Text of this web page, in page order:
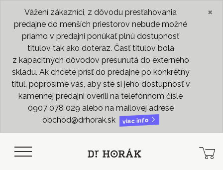
Vážení zákazníci, z dôvodu presťahovania
predajne do menších priestorov nebude možné
priamo v predajni ponúkať plnú dostupnosť
titulov tak ako doteraz. Časť titulov bola
z kapacitných dôvodov presunutá do externého
skladu. Ak chcete prísť do predajne po konkrétny
titul, poprosíme vás, aby ste si jeho dostupnosť v
kamennej predajni overili na telefónnom čísle
0907 078 029 alebo na mailovej adrese
obchod@drhorak.sk
viac info
×